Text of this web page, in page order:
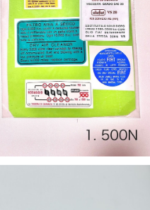
ステッカーセット
¥2,200
SOLD OUT